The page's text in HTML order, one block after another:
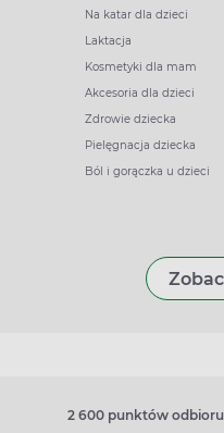
Na katar dla dzieci
Laktacja
Kosmetyki dla mam
Akcesoria dla dzieci
Zdrowie dziecka
Pielęgnacja dziecka
Ból i gorączka u dzieci
2 600 punktów odbioru